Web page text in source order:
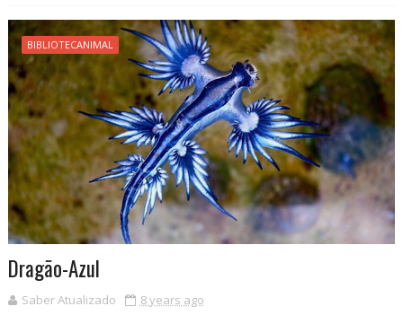
BIBLIOTECANIMAL
Dragão-Azul
Saber Atualizado
8 years ago